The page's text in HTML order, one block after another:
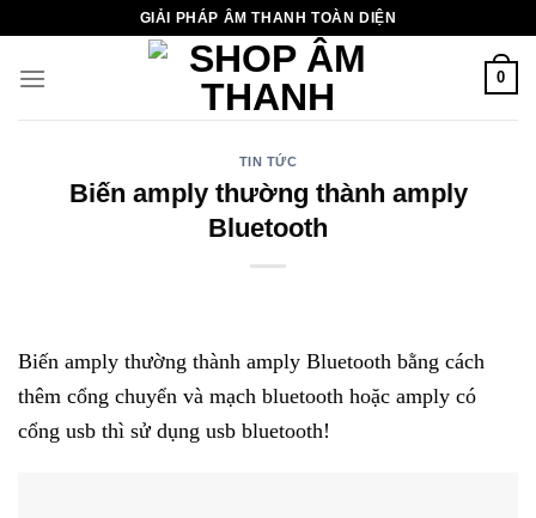
nội
GIẢI PHÁP ÂM THANH TOÀN DIỆN
0
TIN TỨC
Biến amply thường thành amply
Bluetooth
Biến amply thường thành amply Bluetooth bằng cách
thêm cổng chuyển và mạch bluetooth hoặc amply có
cổng usb thì sử dụng usb bluetooth!